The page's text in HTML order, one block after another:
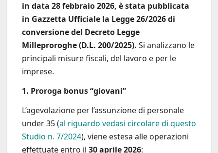
in data 28 febbraio 2026, è stata pubblicata
in Gazzetta Ufficiale la Legge 26/2026 di
conversione del Decreto Legge
Milleproroghe (D.L. 200/2025). Si analizzano le
principali misure fiscali, del lavoro e per le
imprese.
1. Proroga bonus “giovani”
L’agevolazione per l’assunzione di personale
under 35 (al riguardo vedasi circolare di questo
Studio n. 7/2024), viene estesa alle operazioni
effettuate entro il 30 aprile 2026: